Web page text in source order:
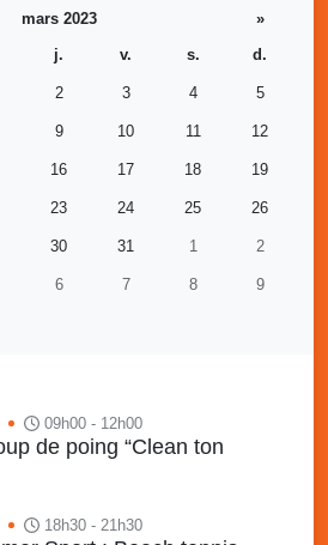
mars 2023
»
j. v. s. d.
2 3 4 5
9 10 11 12
16 17 18 19
23 24 25 26
30 31 1 2
6 7 8 9
09h00 - 12h00
de poing “Clean ton
18h30 - 21h30